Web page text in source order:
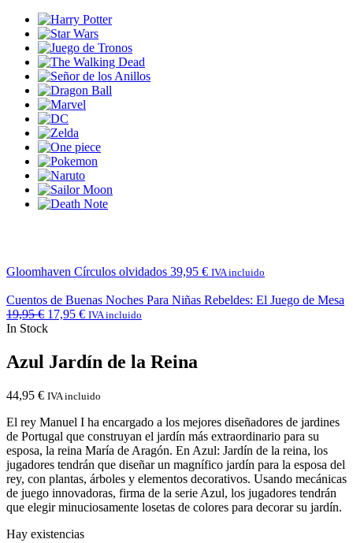
Gloomhaven Círculos olvidados 39,95 € IVA incluido
Cuentos de Buenas Noches Para Niñas Rebeldes: El Juego de Mesa
19,95€ 17,95 € IVA incluido
In Stock
Azul Jardín de la Reina
44,95 € IVA incluido
El rey Manuel I ha encargado a los mejores diseñadores de jardines
de Portugal que construyan el jardín más extraordinario para su
esposa, la reina María de Aragón. En Azul: Jardín de la reina, los
jugadores tendrán que diseñar un magnífico jardín para la esposa del
rey, con plantas, árboles y elementos decorativos. Usando mecánicas
de juego innovadoras, firma de la serie Azul, los jugadores tendrán
que elegir minuciosamente losetas de colores para decorar su jardín.
Hay existencias